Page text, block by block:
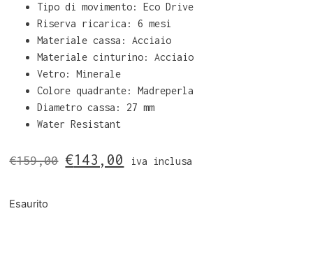
Tipo di movimento: Eco Drive
Riserva ricarica: 6 mesi
Materiale cassa: Acciaio
Materiale cinturino: Acciaio
Vetro: Minerale
Colore quadrante: Madreperla
Diametro cassa: 27 mm
Water Resistant
€159,00 €143,00 iva inclusa
Esaurito